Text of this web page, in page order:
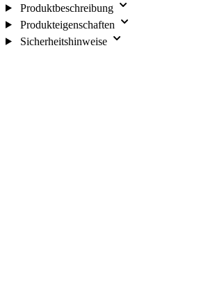
Produktbeschreibung
Produkteigenschaften
Sicherheitshinweise